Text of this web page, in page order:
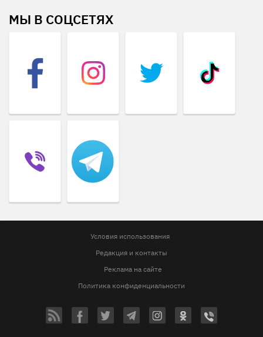
МЫ В СОЦСЕТЯХ
Условия использования
Редакция и контакты
Реклама на сайте
Политика конфиденциальности